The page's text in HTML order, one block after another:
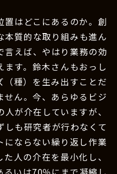
はどこにあるのか。創
本質的な取り組みも進ん
言えば、やはり業務の効
す。鈴木さんもおっし
（種）を生み出すことだ
せん。今、あらゆるビジ
が介在していますが、
しも研究者が行わなくて
にならない繰り返し作業
人の介在を最小化し、